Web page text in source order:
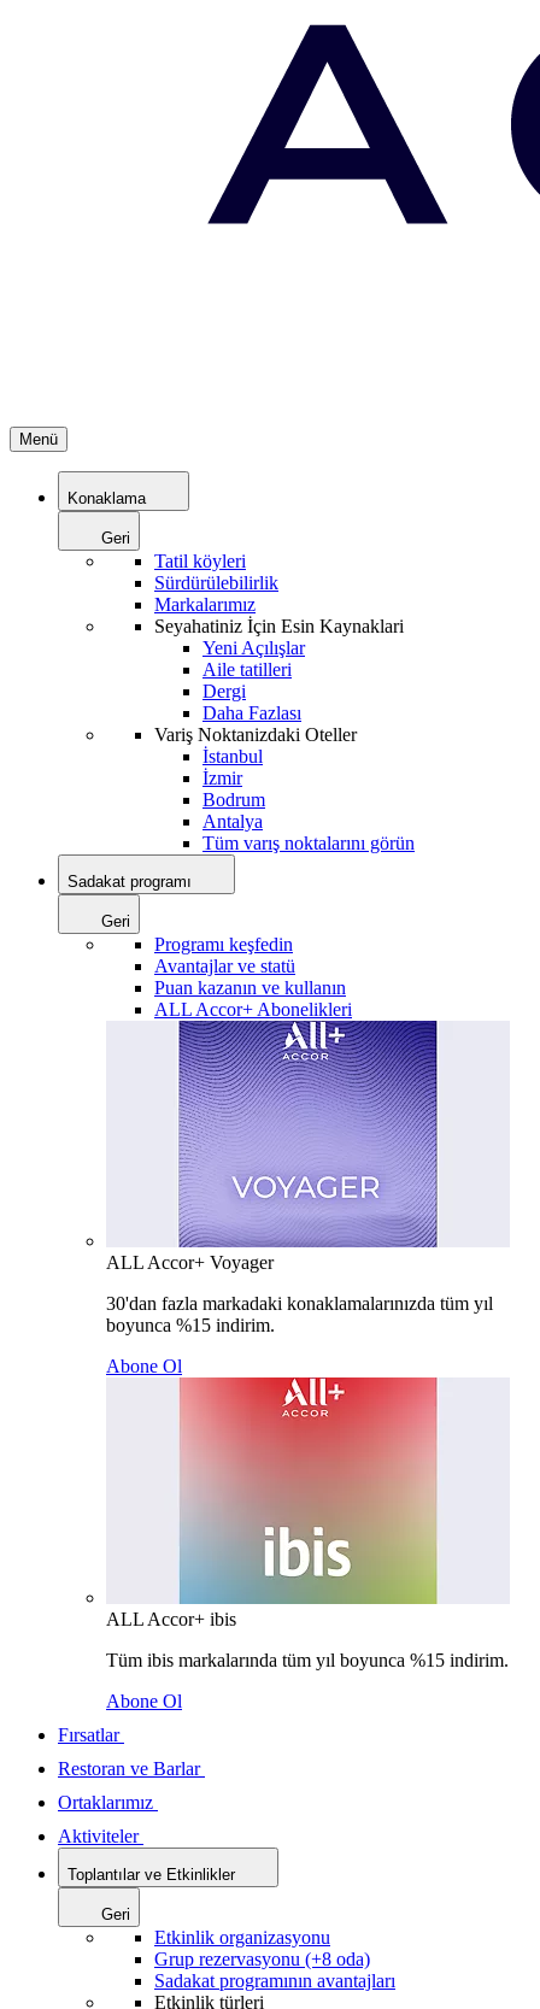
Menü
Konaklama
Geri
Tatil köyleri
Sürdürülebilirlik
Markalarımız
Seyahatiniz İçin Esin Kaynaklari
Yeni Açılışlar
Aile tatilleri
Dergi
Daha Fazlası
Variş Noktanizdaki Oteller
İstanbul
İzmir
Bodrum
Antalya
Tüm varış noktalarını görün
Sadakat programı
Geri
Programı keşfedin
Avantajlar ve statü
Puan kazanın ve kullanın
ALL Accor+ Abonelikleri
ALL Accor+ Voyager
30'dan fazla markadaki konaklamalarınızda tüm yıl
boyunca %15 indirim.
Abone Ol
ALL Accor+ ibis
Tüm ibis markalarında tüm yıl boyunca %15 indirim.
Abone Ol
Fırsatlar
Restoran ve Barlar
Ortaklarımız
Aktiviteler
Toplantılar ve Etkinlikler
Geri
Etkinlik organizasyonu
Grup rezervasyonu (+8 oda)
Sadakat programının avantajları
Etkinlik türleri